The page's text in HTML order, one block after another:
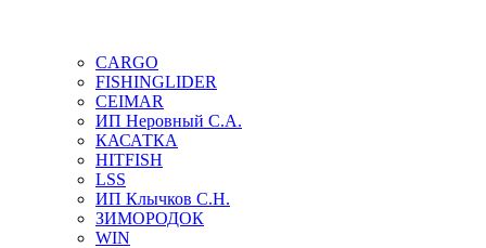
CARGO
FISHINGLIDER
CEIMAR
ИП Неровный С.А.
КАСАТКА
HITFISH
LSS
ИП Клычков С.Н.
ЗИМОРОДОК
WIN